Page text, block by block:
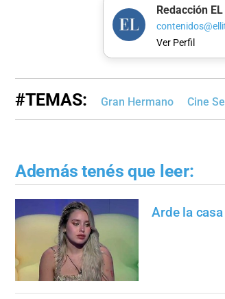
Redacción EL
Ver Perfil
#TEMAS: Gran Hermano Cine
Además tenés que leer:
Arde la casa